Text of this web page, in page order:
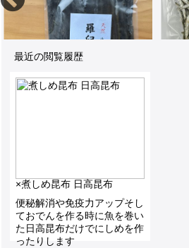
1,535 840
最近の閲覧履歴
×煮しめ昆布 日高昆布
便秘解消や免疫力アップそし
ておでんを作る時に魚を巻い
た日高昆布だけでにしめを作
ったりします